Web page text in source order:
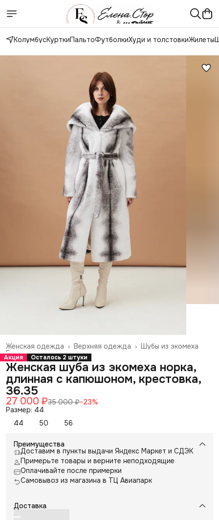
КолумбусКурткиПальтоФутболкиХуди и толстовкиЖилеты
Шубы из экомеха
Верхняя одежда ›
Женская одежда ›
Главная ›
Акция Осталось 2 штуки
Женская шуба из экомеха норка,
длинная с капюшоном, крестовка,
36.35
27 000 ₽35 000 ₽−23%
Размер: 44
44
50 56
Преимущества
Доставим в пункты выдачи Яндекс Маркет и СДЭК
Примерьте товары и верните неподходящие
Оплачивайте после примерки
Самовывоз из магазина в ТЦ Авиапарк
Доставка